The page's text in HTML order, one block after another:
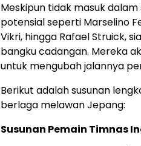
Meskipun tidak masuk
potensial seperti Marselino
Vikri, hingga Rafael Struick,
bangku cadangan. Mereka
untuk mengubah jalannya
Berikut adalah susunan
berlaga melawan Jepang:
Susunan Pemain Timnas